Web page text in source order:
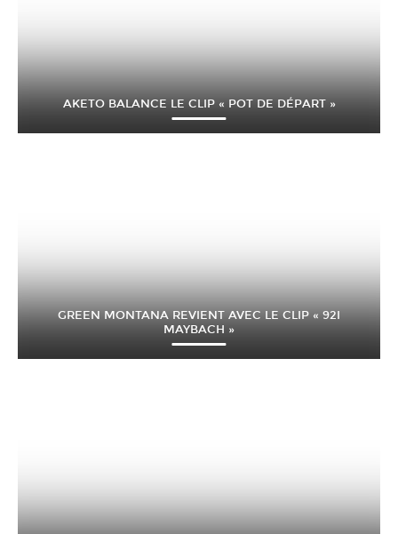
AKETO BALANCE LE CLIP « POT DE DÉPART »
GREEN MONTANA REVIENT AVEC LE CLIP « 92I
MAYBACH »